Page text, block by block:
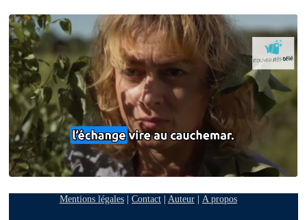
Mentions légales| Contact| Auteur| A propos